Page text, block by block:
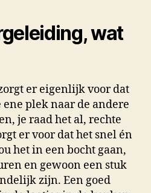
wat
er eigenlijk voor dat
plek naar de andere
je raad het al, rechte
er voor dat het snel én
het in een bocht gaan,
en gewoon een stuk
zijn. Een goed